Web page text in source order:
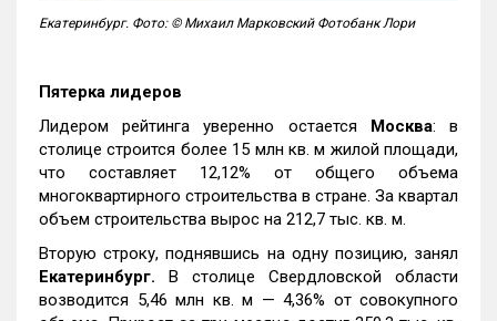
Екатеринбург. Фото: © Михаил Марковский Фотобанк Лори
Пятерка лидеров
Лидером рейтинга уверенно остается Москва: в
столице строится более 15 млн кв. м жилой площади,
что составляет 12,12% от общего объема
многоквартирного строительства в стране. За квартал
объем строительства вырос на 212,7 тыс. кв. м.
Вторую строку, поднявшись на одну позицию, занял
Екатеринбург. В столице Свердловской области
возводится 5,46 млн кв. м — 4,36% от совокупного